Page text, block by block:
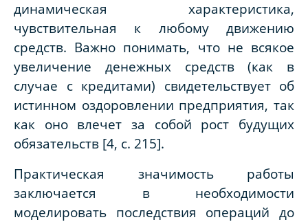
динамическая характеристика,
чувствительная к любому движению
средств. Важно понимать, что не всякое
увеличение денежных средств (как в
случае с кредитами) свидетельствует об
истинном оздоровлении предприятия, так
как оно влечет за собой рост будущих
обязательств [4, c. 215].
Практическая значимость работы
заключается в необходимости
моделировать последствия операций до